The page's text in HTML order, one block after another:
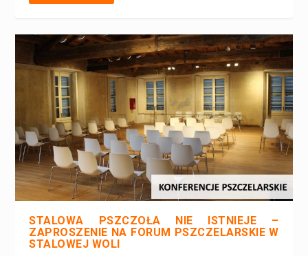
STALOWA PSZCZOŁA NIE ISTNIEJE –
ZAPROSZENIE NA FORUM PSZCZELARSKIE W
STALOWEJ WOLI